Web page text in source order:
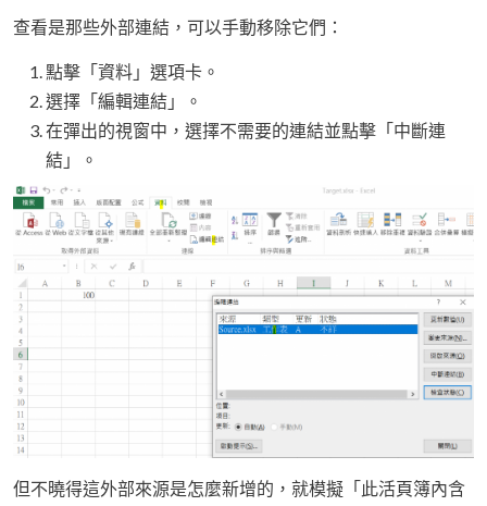
查看是那些外部連結，可以手動移除它們：
點擊「資料」選項卡。
選擇「編輯連結」。
在彈出的視窗中，選擇不需要的連結並點擊「中斷連
結」。
但不曉得這外部來源是怎麼新增的，就模擬「此活頁簿內含